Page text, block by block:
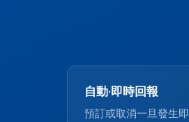
自動·即時回報
預訂或取消一旦發生